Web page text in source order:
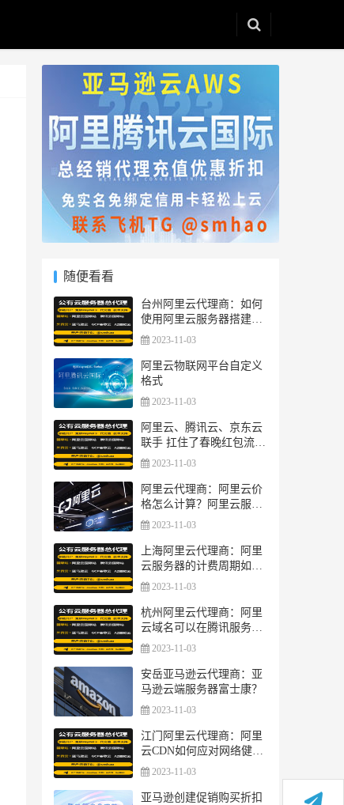
随便看看
台州阿里云代理商：如何
使用阿里云服务器搭建智
能交通和数据库系统？
2023-11-03
阿里云物联网平台自定义
格式
2023-11-03
阿里云、腾讯云、京东云
联手 扛住了春晚红包流量
狂潮2023-11-03
阿里云代理商：阿里云价
格怎么计算？阿里云服务
器价格表
2023-11-03
上海阿里云代理商：阿里
云服务器的计费周期如何
调整？
2023-11-03
杭州阿里云代理商：阿里
云域名可以在腾讯服务器
用吗？
2023-11-03
安岳亚马逊云代理商：亚
马逊云端服务器富士康？
2023-11-03
江门阿里云代理商：阿里
云CDN如何应对网络健身
健美资讯的内容传输和网
2023-11-03
亚马逊创建促销购买折扣